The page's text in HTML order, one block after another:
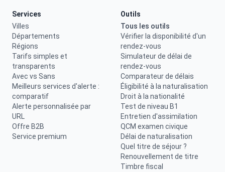
Services
Villes
Départements
Régions
Tarifs simples et
transparents
Avec vs Sans
Meilleurs services d'alerte :
comparatif
Alerte personnalisée par
URL
Offre B2B
Service premium
Outils
Tous les outils
Vérifier la disponibilité d'un
rendez-vous
Simulateur de délai de
rendez-vous
Comparateur de délais
Éligibilité à la naturalisation
Droit à la nationalité
Test de niveau B1
Entretien d'assimilation
QCM examen civique
Délai de naturalisation
Quel titre de séjour ?
Renouvellement de titre
Timbre fiscal